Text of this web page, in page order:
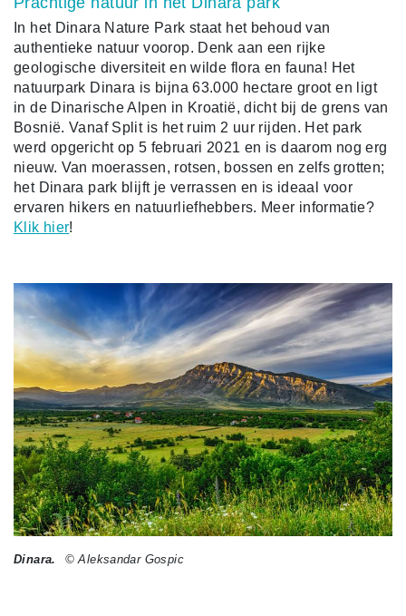
In het Dinara Nature Park staat het behoud van
authentieke natuur voorop. Denk aan een rijke
geologische diversiteit en wilde flora en fauna! Het
natuurpark Dinara is bijna 63.000 hectare groot en ligt
in de Dinarische Alpen in Kroatië, dicht bij de grens van
Bosnië. Vanaf Split is het ruim 2 uur rijden. Het park
werd opgericht op 5 februari 2021 en is daarom nog erg
nieuw. Van moerassen, rotsen, bossen en zelfs grotten;
het Dinara park blijft je verrassen en is ideaal voor
ervaren hikers en natuurliefhebbers. Meer informatie?
Klik hier!
Dinara. © Aleksandar Gospic